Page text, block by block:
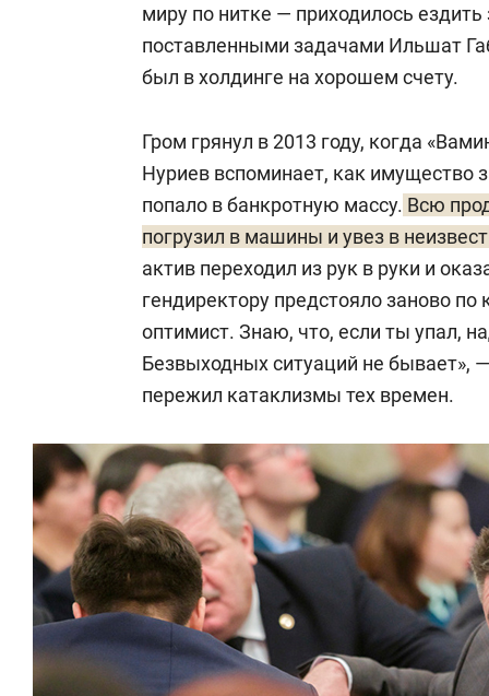
миру по нитке — приходилось
поставленными задачами Ильшат
был в холдинге на хорошем счету.
Гром грянул в 2013 году, когда
Нуриев вспоминает, как имущество
попало в банкротную массу. Всю
погрузил в машины и увез в
актив переходил из рук в руки и
гендиректору предстояло заново по
оптимист. Знаю, что, если ты упал,
Безвыходных ситуаций не бывает»,
пережил катаклизмы тех времен.